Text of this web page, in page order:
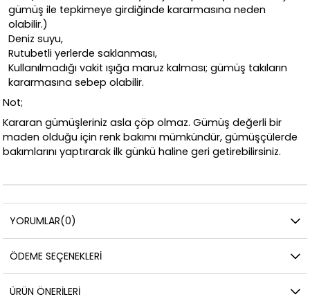
gümüş ile tepkimeye girdiğinde kararmasına neden
olabilir.)
Deniz suyu,
Rutubetli yerlerde saklanması,
Kullanılmadığı vakit ışığa maruz kalması; gümüş takıların
kararmasına sebep olabilir.
Not;
Kararan gümüşleriniz asla çöp olmaz. Gümüş değerli bir
maden olduğu için renk bakımı mümkündür, gümüşçülerde
bakımlarını yaptırarak ilk günkü haline geri getirebilirsiniz.
YORUMLAR(0)
ÖDEME SEÇENEKLERI
ÜRÜN ÖNERILERI